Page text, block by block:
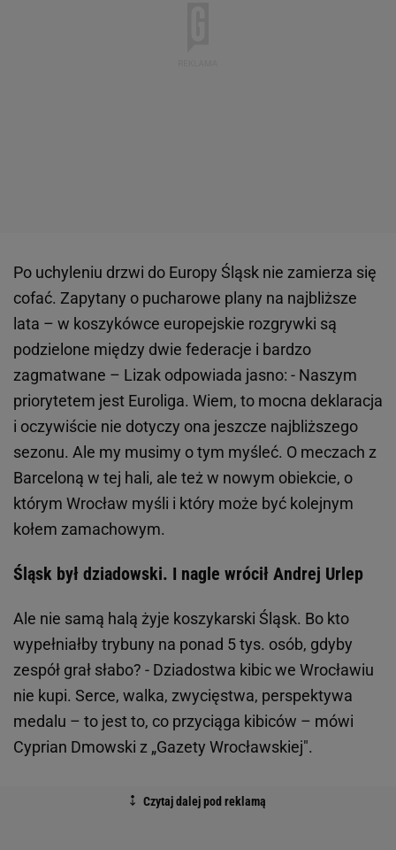
Po uchyleniu drzwi do Europy Śląsk nie zamierza się
cofać. Zapytany o pucharowe plany na najbliższe
lata – w koszykówce europejskie rozgrywki są
podzielone między dwie federacje i bardzo
zagmatwane – Lizak odpowiada jasno: - Naszym
priorytetem jest Euroliga. Wiem, to mocna deklaracja
i oczywiście nie dotyczy ona jeszcze najbliższego
sezonu. Ale my musimy o tym myśleć. O meczach z
Barceloną w tej hali, ale też w nowym obiekcie, o
którym Wrocław myśli i który może być kolejnym
kołem zamachowym.
Śląsk był dziadowski. I nagle wrócił Andrej Urlep
Ale nie samą halą żyje koszykarski Śląsk. Bo kto
wypełniałby trybuny na ponad 5 tys. osób, gdyby
zespół grał słabo? - Dziadostwa kibic we Wrocławiu
nie kupi. Serce, walka, zwycięstwa, perspektywa
medalu – to jest to, co przyciąga kibiców – mówi
Cyprian Dmowski z „Gazety Wrocławskiej".